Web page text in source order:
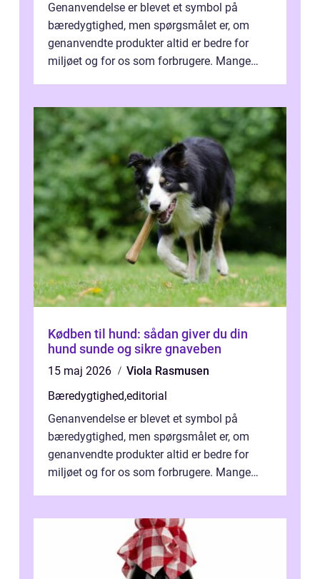
Genanvendelse er blevet et symbol på
bæredygtighed, men spørgsmålet er, om
genanvendte produkter altid er bedre for
miljøet og for os som forbrugere. Mange
Kødben til hund: sådan giver du din
hund sunde og sikre gnaveben
15 maj 2026
Viola Rasmusen
Bæredygtighed,editorial
Genanvendelse er blevet et symbol på
bæredygtighed, men spørgsmålet er, om
genanvendte produkter altid er bedre for
miljøet og for os som forbrugere. Mange